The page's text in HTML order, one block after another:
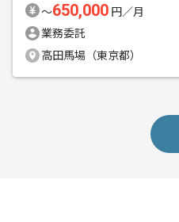
〜650,000 円／月
業務委託
高田馬場（東京都）